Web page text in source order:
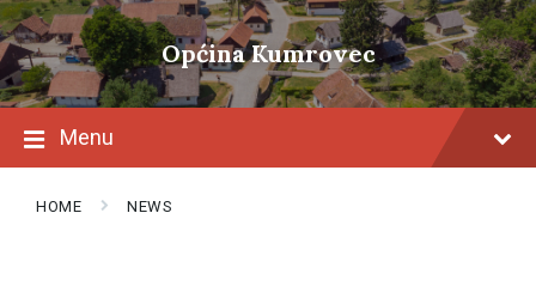
Skip
to
content
Skip
to
main
navigation
Skip
to
footer
Općina Kumrovec
Menu
HOME NEWS